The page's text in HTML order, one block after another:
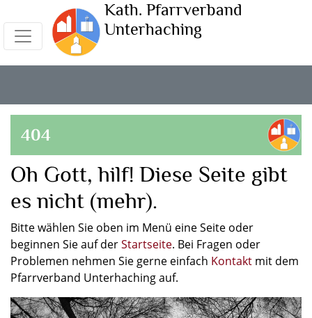
Kath. Pfarrverband
Unterhaching
404
Oh Gott, hilf! Diese Seite gibt
es nicht (mehr).
Bitte wählen Sie oben im Menü eine Seite oder
beginnen Sie auf derStartseite. Bei Fragen oder
Problemen nehmen Sie gerne einfach Kontakt mit dem
Pfarrverband Unterhaching auf.